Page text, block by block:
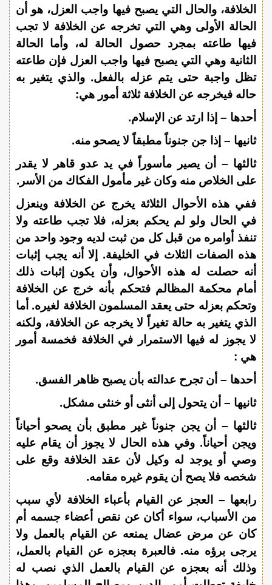
الخلافة، والحال التي يصبح فيها واجب العزل، هو أن
الحالة الأولى وهي التي تخرجه عن الخلافة لا تجب
فيها طاعته بمجرد حصول الحالة له، وأما الحالة
الثانية وهي التي يصبح فيها واجب العزل فإن طاعته
تظل واجبة حتى يتم عزله بالفعل. والذي يتغير به
حاله فيخرجه عن الخلافة ثلاثة أمور هي:
أحدها – إذا ارتد عن الإسلام.
ثانيها – إذا جن جنوناً مطبقاً لا يصحو منه.
ثالثها – أن يصير مأسوراً في يد عدو قاهر لا يقدر
على الخلاص منه وكان غير مأمول الفكاك من الأسر.
ففي هذه الأحوال الثلاثة يخرج عن الخلافة وينعزل
في الحال ولو لم يحكم بعزله، فلا تجب طاعته ولا
تنفذ أوامره من قبل كل من ثبت لديه وجود واحد من
هذه الصفات الثلاث في الخليفة. إلا أنه يجب إثبات
أنه حصلت له هذه الأحوال، وأن يكون إثبات ذلك
أمام محكمة المظالم فتحكم بأنه خرج عن الخلافة
وتحكم بعزله حتى يعقد المسلمون الخلافة لغيره. أما
الذي يتغير به حالة تغيراً لا يخرجه عن الخلافة، ولكنه
لا يجوز له فيها الاستمرار في الخلافة فخمسة أمور
هي :
أحدها – أن تجرح عدالته بأن يصبح ظاهر الفسق.
ثانيها – أن يتحول إلى أنثى أو خنثى مشكل.
ثالثها – أن يجن جنوناً غير مطبق بأن يصحو أحياناً
ويجن أحياناً. وفي هذه الحال لا يجوز أن يقام عليه
وصي أو يوجد له وكيل لأن عقد الخلافة وقع على
شخصه فلا يصح أن يقوم غيره مقامه.
رابعها – العجز عن القيام بأعباء الخلافة لأي سبب
من الأسباب، سواء أكان عن نقص أعضاء جسمه أم
كان عن مرض عضال يمنعه عن القيام بالعمل ولا
يرجى برؤه منه. فالعبرة بعجزه عن القيام بالعمل،
وذلك أنه بعجزه عن القيام بالعمل الذي نصب له